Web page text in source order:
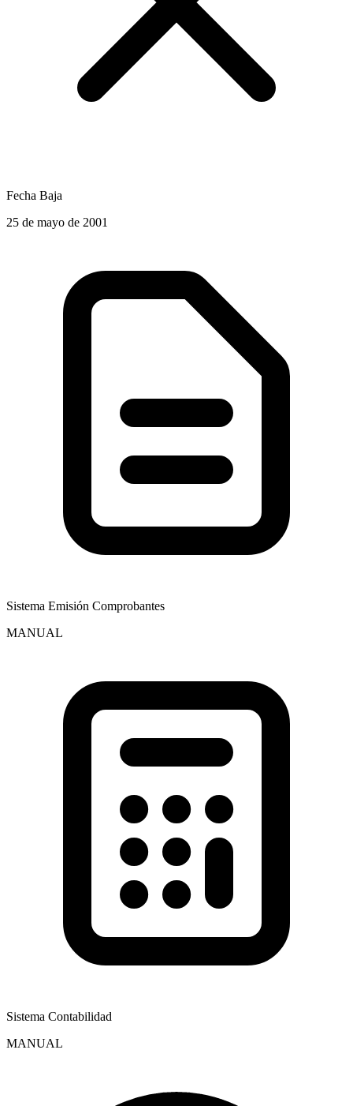
Fecha Baja
25 de mayo de 2001
Sistema Emisión Comprobantes
MANUAL
Sistema Contabilidad
MANUAL